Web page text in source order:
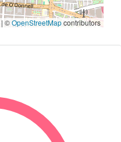
| ©OpenStreetMapcontributors